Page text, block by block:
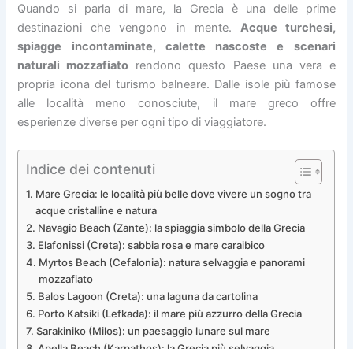
Quando si parla di mare, la Grecia è una delle prime
destinazioni che vengono in mente. Acque turchesi,
spiagge incontaminate, calette nascoste e scenari
naturali mozzafiato rendono questo Paese una vera e
propria icona del turismo balneare. Dalle isole più famose
alle località meno conosciute, il mare greco offre
esperienze diverse per ogni tipo di viaggiatore.
Indice dei contenuti
Mare Grecia: le località più belle dove vivere un sogno tra
acque cristalline e natura
Navagio Beach (Zante): la spiaggia simbolo della Grecia
Elafonissi (Creta): sabbia rosa e mare caraibico
Myrtos Beach (Cefalonia): natura selvaggia e panorami
mozzafiato
Balos Lagoon (Creta): una laguna da cartolina
Porto Katsiki (Lefkada): il mare più azzurro della Grecia
Sarakiniko (Milos): un paesaggio lunare sul mare